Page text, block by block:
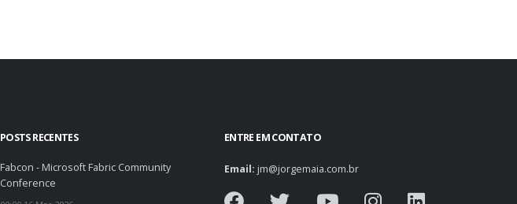
POSTS RECENTES
Fabcon - Microsoft Fabric Community
Conference
ENTRE EM CONTATO
Email: jm@jorgemaia.com.br